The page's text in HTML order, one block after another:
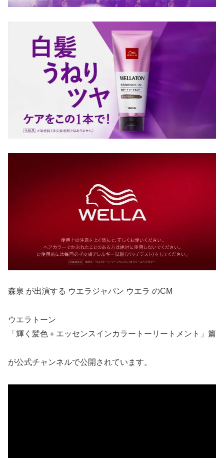
森泉 が出演する ウエラジャパン ウエラ のCM
ウエラトーン
「輝く髪色＋エッセンスインカラートーリートメント」篇
が公式チャンネルで公開されています。